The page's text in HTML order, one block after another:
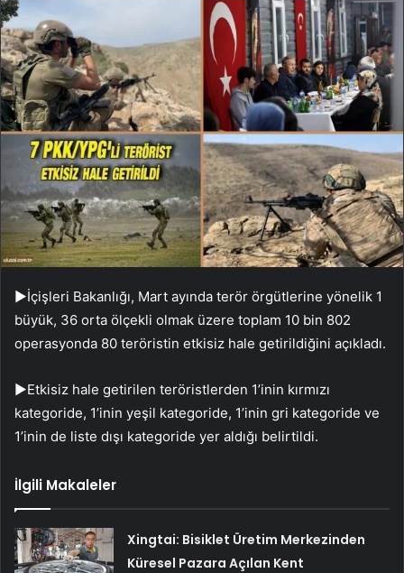
►İçişleri Bakanlığı, Mart ayında terör örgütlerine yönelik 1
büyük, 36 orta ölçekli olmak üzere toplam 10 bin 802
operasyonda 80 teröristin etkisiz hale getirildiğini açıkladı.
►Etkisiz hale getirilen teröristlerden 1’inin kırmızı
kategoride, 1’inin yeşil kategoride, 1’inin gri kategoride ve
1’inin de liste dışı kategoride yer aldığı belirtildi.
İlgili Makaleler
Xingtai: Bisiklet Üretim Merkezinden
Küresel Pazara Açılan Kent